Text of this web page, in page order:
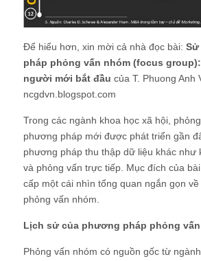
Để hiểu hơn, xin mời cả nhà đọc bài:
pháp phỏng vấn nhóm (focus
người mới bắt đầu của T. Phuong Anh
ncgdvn.blogspot.com
Trong các ngành khoa học xã hội,
phương pháp mới được phát triển gần
phương pháp thu thập dữ liệu khác như
và phỏng vấn trực tiếp. Mục đích của
cấp một cái nhìn tổng quan ngắn gọn
phỏng vấn nhóm.
Lịch sử của phương pháp phỏng
Phỏng vấn nhóm có nguồn gốc từ